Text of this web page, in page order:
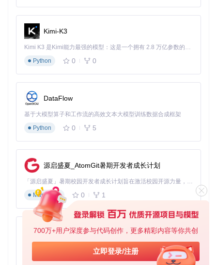
700万+用户深度参与代码创作，更多精彩内容等你共创
立即登录/注册
适用场景：设计师收集网页中的高质量图片和视频素材操作口
：浏览目标网页→切换到图片/视频标签→预览资源→选择性
下载注意事项：注意素材的版权信息，商业使用需获得授权
适用场景：Web开发者分析页面资源加载情况操作口诀：打
开开发工具→切换到资源嗅探面板→查看资源列表→分析加载
性能注意事项：结合浏览器开发者工具使用，获取更全面的性
如何通过进阶技巧提升资源获取效率
多线程下载优化策略
准备：在工具设置中调整线程数量执行：根据网络状况选择合
适的线程数（建议8-32线程）
整线程数量以避免服务器限制
反检测规避策略
：了解目标网站的反爬机制执行 ：启用工具的"伪装请求
头"功能，模拟正常浏览器行为
避免短时间内发送过多请求
：获取资源的加密密钥（通常在m3u8文件中）执行 ：在
Kimi-K3
Kimi K3 是Kimi能力最强的模型：这是一个拥有 2.8 万亿参数的混合专家（MoE）模型，具备原生视觉理解能力，并支持 100 万 token 的上下文窗口。
Python
0 0
DataFlow
基于大模型算子和工作流的高效文本大模型训练数据合成框架
Python
0 5
源启盛夏_AtomGit暑期开发者成长计划
「源启盛夏」暑期校园开发者成长计划旨在激活校园开源力量，通过积分激励、认证扶持、资源倾斜等形式，引导高校组织和开发者完成「入驻 — 建项目 — 做贡献 — 获认证 — 得资源」的完整闭环。无论你是想带领社团入驻平台的组织者，还是希望用代码贡献证明自己的开发者，都能在这里找到属于你的成长路径。
Markdown
0 1
py-xiaozhi
基于Python的Xiaozhi AI，适用于想要完整Xiaozhi体验而无需拥有专用硬件的用户。
Python
0 1